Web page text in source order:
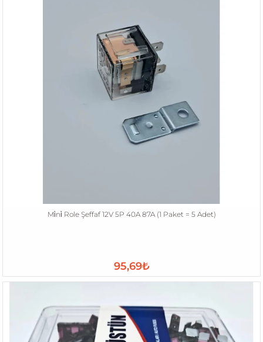
Mi̇ni̇ Role Şeffaf 12V 5P 40A 87A (1 Paket = 5 Adet)
95,69₺